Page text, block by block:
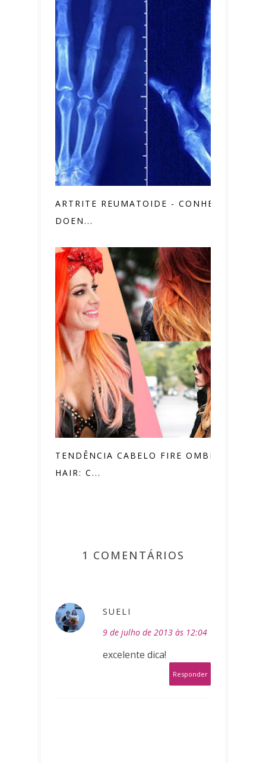
ARTRITE REUMATOIDE - CONHEÇA A
DOEN...
TENDÊNCIA CABELO FIRE OMBRÉ
HAIR: C...
1 COMENTÁRIOS
SUELI
9 de julho de 2013 às 12:04
excelente dica!
Responder